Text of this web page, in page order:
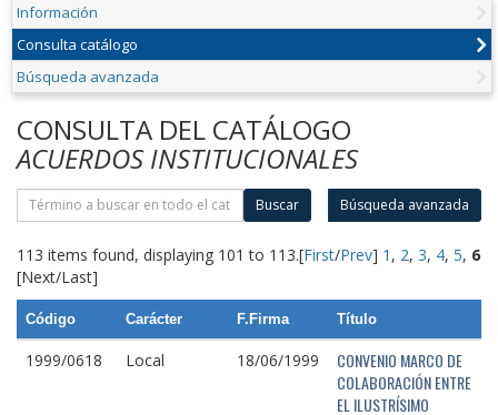
Información
Consulta catálogo
Búsqueda avanzada
CONSULTA DEL CATÁLOGO
ACUERDOS INSTITUCIONALES
Buscar Búsqueda avanzada
113 items found, displaying 101 to 113.[First/Prev] 1 , 2, 3, 4, 5, 6
[Next/Last]
Código Carácter F.Firma Título
1999/0618 Local 18/06/1999
CONVENIO MARCO DE
COLABORACIÓN ENTRE
EL ILUSTRÍSIMO